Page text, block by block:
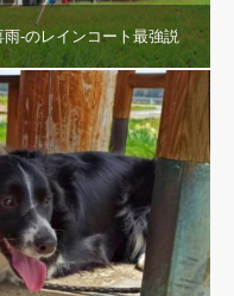
-のレインコート最強説